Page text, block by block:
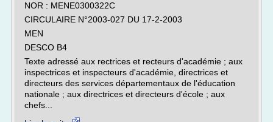
NOR : MENE0300322C
CIRCULAIRE N°2003-027 DU 17-2-2003
MEN
DESCO B4
Texte adressé aux rectrices et recteurs d'académie ; aux
inspectrices et inspecteurs d'académie, directrices et
directeurs des services départementaux de l'éducation
nationale ; aux directrices et directeurs d'école ; aux
chefs...